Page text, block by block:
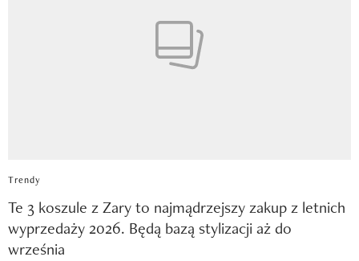
Trendy
Te 3 koszule z Zary to najmądrzejszy zakup z letnich
wyprzedaży 2026. Będą bazą stylizacji aż do
września